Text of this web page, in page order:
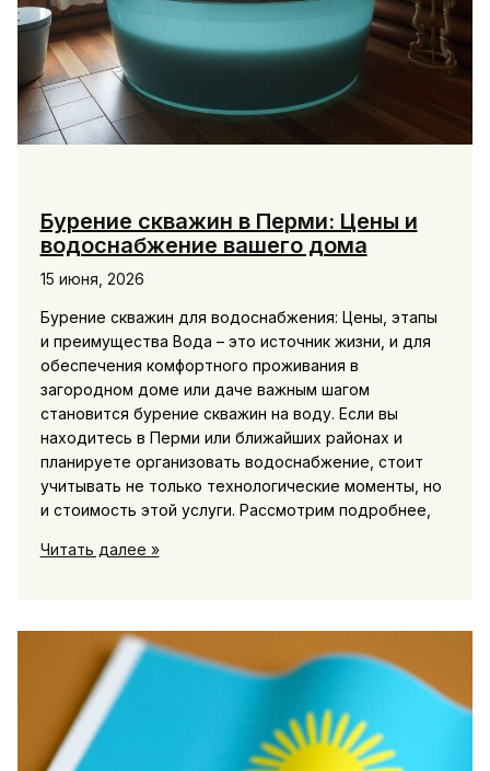
Бурение скважин в Перми: Цены и
водоснабжение вашего дома
15 июня, 2026
Бурение скважин для водоснабжения: Цены, этапы
и преимущества Вода – это источник жизни, и для
обеспечения комфортного проживания в
загородном доме или даче важным шагом
становится бурение скважин на воду. Если вы
находитесь в Перми или ближайших районах и
планируете организовать водоснабжение, стоит
учитывать не только технологические моменты, но
и стоимость этой услуги. Рассмотрим подробнее,
Бурение
водоснабжение
вашего
дома
Читать далее »